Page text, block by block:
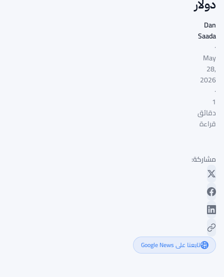
دولار
Dan
Saada
·
May
28,
2026
·
1
دقائق
قراءة
مشاركة:
تابعنا على Google News